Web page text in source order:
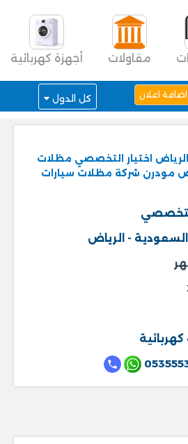
مقاولات أجهزة كهربائية
اضافة اعلان كل الدول
اختيار التخصصي مظلات
مودرن شركة مظلات سيارات
السعودية - الرياض